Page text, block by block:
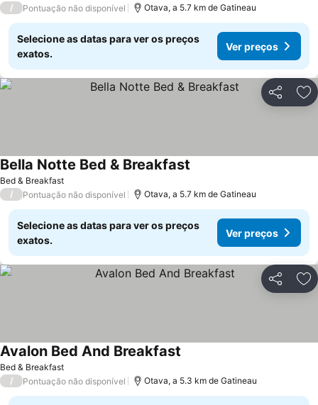
/ Pontuação não disponível Otava, a 5.7 km de Gatineau
Selecione as datas para ver os preços
exatos.
Ver preços
Partilhar
Bed & Breakfast
Bella Notte Bed & Breakfast
/ Pontuação não disponível Otava, a 5.7 km de Gatineau
Selecione as datas para ver os preços
exatos.
Ver preços
Partilhar
Bed & Breakfast
Avalon Bed And Breakfast
/ Pontuação não disponível Otava, a 5.3 km de Gatineau